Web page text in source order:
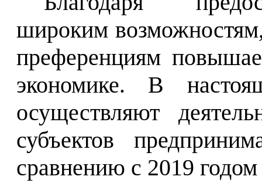
широким
преференциям
экономике. В
осуществляют
субъектов
сравнению с 2019